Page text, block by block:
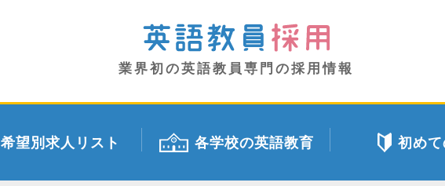
業界初の英語教員専門の採用情報
希望別求人リスト 各学校の英語教育 初め